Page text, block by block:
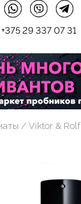
+375 29 337 07 31
Viktor & Rolf